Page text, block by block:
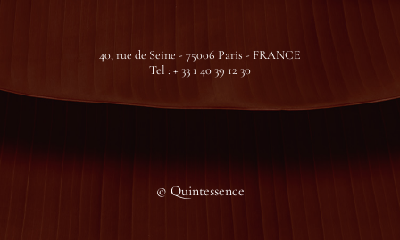
40, rue de Seine - 75006 Paris - FRANCE
Tel : + 33 1 40 39 12 30
© Quintessence